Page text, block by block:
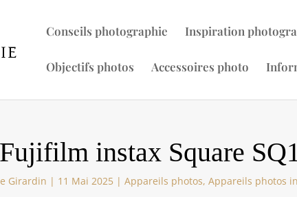
Conseils photographie Inspiration
Objectifs photos Accessoires photo
instax Square
Girardin | 11 Mai 2025 |Appareils photos,Appareils photos